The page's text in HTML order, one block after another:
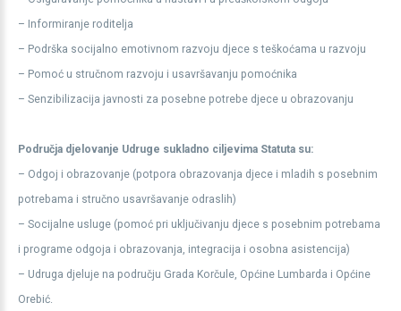
– Informiranje roditelja
– Podrška socijalno emotivnom razvoju djece s teškoćama u razvoju
– Pomoć u stručnom razvoju i usavršavanju pomoćnika
– Senzibilizacija javnosti za posebne potrebe djece u obrazovanju
Područja djelovanje Udruge sukladno ciljevima Statuta su:
– Odgoj i obrazovanje (potpora obrazovanja djece i mladih s posebnim
potrebama i stručno usavršavanje odraslih)
– Socijalne usluge (pomoć pri uključivanju djece s posebnim potrebama
i programe odgoja i obrazovanja, integracija i osobna asistencija)
– Udruga djeluje na području Grada Korčule, Općine Lumbarda i Općine
Orebić.